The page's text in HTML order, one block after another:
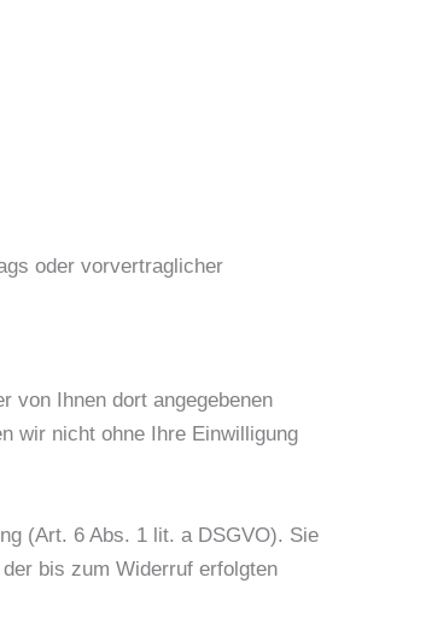
oder vorvertraglicher
von Ihnen dort angegebenen
wir nicht ohne Ihre Einwilligung
(Art. 6 Abs. 1 lit. a DSGVO). Sie
bis zum Widerruf erfolgten